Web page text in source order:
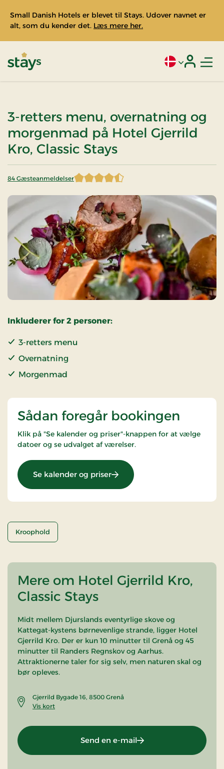
Small Danish Hotels er blevet til Stays. Udover navnet er
alt, som du kender det. Læs mere her.
Aktivt sprog:
3-retters menu, overnatning og
morgenmad på Hotel Gjerrild
Kro, Classic Stays
84 Gæsteanmeldelser
4,666667 af 5 stjerner
Inkluderer for 2 personer:
3-retters menu
Overnatning
Morgenmad
Sådan foregår bookingen
Klik på "Se kalender og priser"-knappen for at vælge
datoer og se udvalget af værelser.
Se kalender og priser: 3-retters menu, overnatning
Kroophold
Mere om Hotel Gjerrild Kro,
Classic Stays
Midt mellem Djurslands eventyrlige skove og
Kattegat-kystens børnevenlige strande, ligger Hotel
Gjerrild Kro. Der er kun 10 minutter til Grenå og 45
minutter til Randers Regnskov og Aarhus.
Attraktionerne taler for sig selv, men naturen skal og
bør opleves.
Gjerrild Bygade 16, 8500 Grenå
Vis kort
Send en e-mail